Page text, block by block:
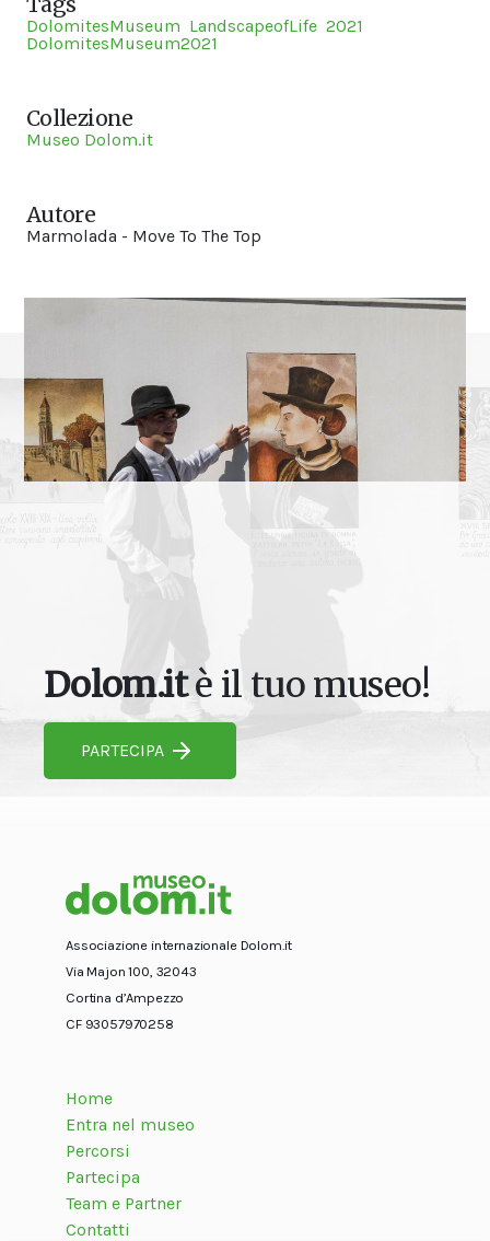
DolomitesMuseum LandscapeofLife 2021
DolomitesMuseum2021
Collezione
Museo Dolom.it
Autore
Marmolada - Move To The Top
Dolom.itè il tuo museo!
PARTECIPA
Associazione internazionale Dolom.it
Via Majon 100, 32043
Cortina d’Ampezzo
CF 93057970258
Home
Entra nel museo
Percorsi
Partecipa
Team e Partner
Contatti